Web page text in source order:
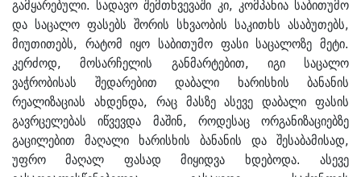
გამყარებული. სადავო შემთხვევაში კი, კომპანია საბითუმო
და საცალო ფასებს შორის სხვაობის საკითხს ასაბუთებს,
მიუთითებს, რატომ იყო საბითუმო ფასი საცალოზე მეტი.
კერძოდ, მოსარჩელის განმარტებით, იგი საცალო
ვაჭრობისას შედარებით დაბალი ხარისხის ბანანის
რეალიზაციას ახდენდა, რაც მასზე ასევე დაბალი ფასის
გავრცელებას იწვევდა მაშინ, როდესაც ორგანიზაციებზე
გაცილებით მაღალი ხარისხის ბანანის და შესაბამისად,
უფრო მაღალ ფასად მიყიდვა ხდებოდა. ასევე